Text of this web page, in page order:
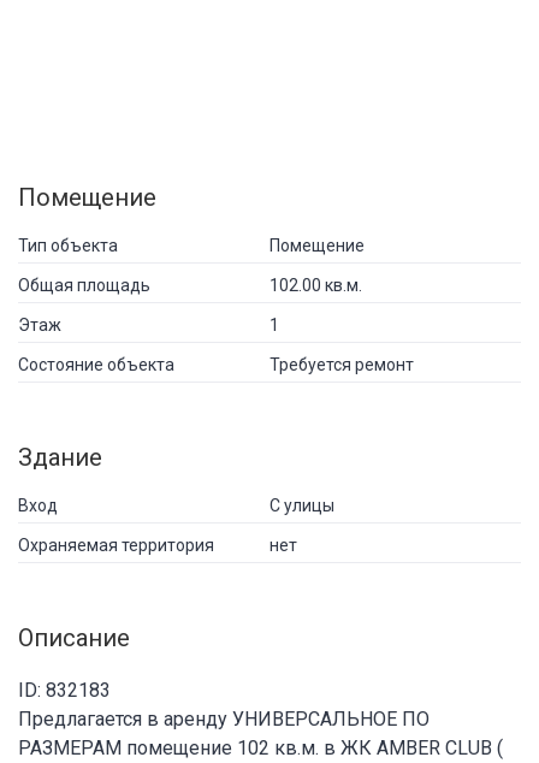
Помещение
Тип объекта Помещение
Общая площадь 102.00 кв.м.
Этаж 1
Состояние объекта Требуется ремонт
Здание
Вход С улицы
Охраняемая территория нет
Описание
ID: 832183
Предлагается в аренду УНИВЕРСАЛЬНОЕ ПО
РАЗМЕРАМ помещение 102 кв.м. в ЖК AMBER CLUB (